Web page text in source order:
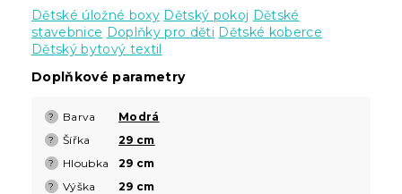
Dětské úložné boxy Dětský pokoj Dětské
stavebnice Doplňky pro děti Dětské koberce
Dětský bytový textil
Doplňkové parametry
? Barva Modrá
? Šířka 29 cm
? Hloubka 29 cm
? Výška 29 cm